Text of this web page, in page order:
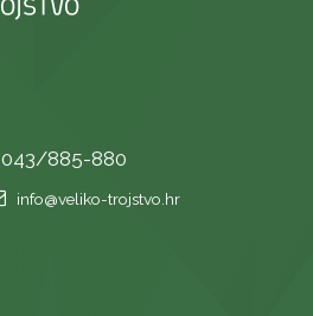
043/885-880
info@veliko-trojstvo.hr